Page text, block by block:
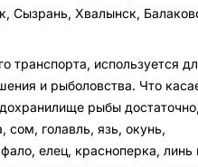
Сызрань, Хвалынск,
транспорта, используется
и рыболовства. Что
рыбы достаточно,
сом, голавль, язь, окунь,
елец, красноперка, линь